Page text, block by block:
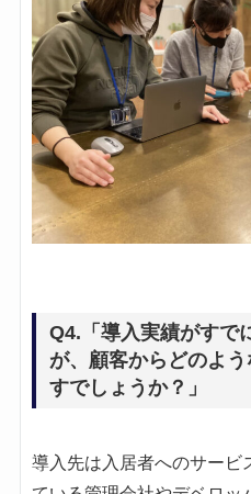
Q4.「導入実績がすで
が、顧客からどのよ
すでしょうか？」
導入先は入居者へのサービ